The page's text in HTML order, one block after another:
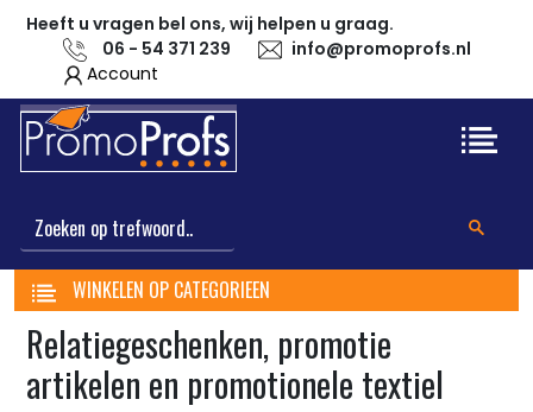
Heeft u vragen bel ons, wij helpen u graag.
06 - 54 371 239
info@promoprofs.nl
Account
WINKELEN OP CATEGORIEEN
Relatiegeschenken, promotie
artikelen en promotionele textiel